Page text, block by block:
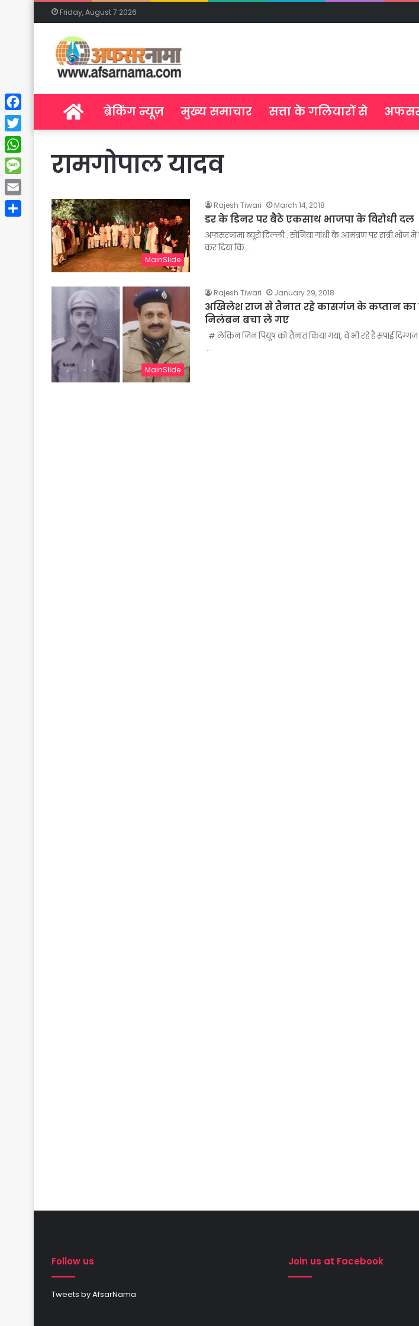
Friday, August 7 2026
Homeब्रेकिंग न्यूज़ मुख्य समाचार सत्ता के गलियारों से
रामगोपाल यादव
MainSlide
Rajesh Tiwari March 14, 2018
डर के डिनर पर बैठे एकसाथ भाजपा के विरोधी दल
अफसरनामा ब्यूरो दिल्ली : सोनिया गांधी के आमंत्रण पर रात्री भोज
कर दिया कि…
MainSlide
Rajesh Tiwari January 29, 2018
अखिलेश राज से तैनात रहे कासगंज के कप्तान का
निलंबन बचा ले गए
# लेकिन जिन पियूष को तैनात किया गया, वे भी रहे हैं सपाई
…
Follow us
Tweets by AfsarNama
Join us at Facebook
Facebook
Twitter
WhatsApp
Message
Email